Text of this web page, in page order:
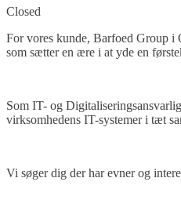
Closed
For vores kunde, Barfoed Group i
som sætter en ære i at yde en
Som IT- og
virksomhedens IT-systemer i tæt
Vi søger dig der har evner og